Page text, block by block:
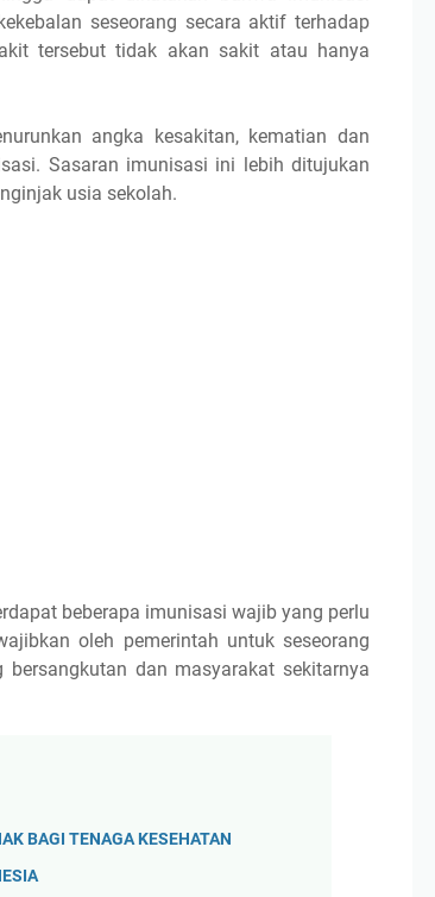
seseorang secara aktif terhadap
tersebut tidak akan sakit atau hanya
angka kesakitan, kematian dan
Sasaran imunisasi ini lebih ditujukan
usia sekolah.
beberapa imunisasi wajib yang perlu
oleh pemerintah untuk seseorang
dan masyarakat sekitarnya
BAGI TENAGA KESEHATAN